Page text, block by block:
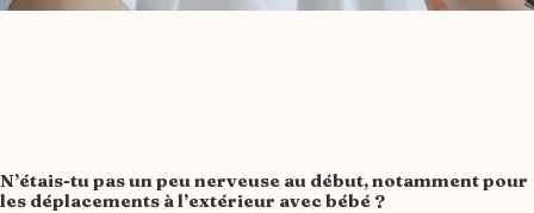
N’étais-tu pas un peu nerveuse au début, notamment pour
les déplacements à l’extérieur avec bébé ?